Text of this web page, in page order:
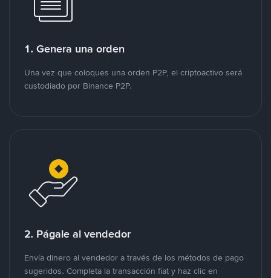
1. Genera una orden
Una vez que coloques una orden P2P, el criptoactivo será
custodiado por Binance P2P.
2. Págale al vendedor
Envía dinero al vendedor a través de los métodos de pago
sugeridos. Completa la transacción fiat y haz clic en